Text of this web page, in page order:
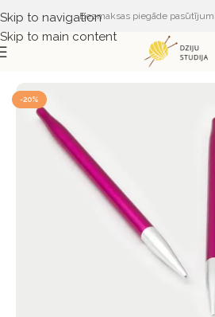
Skip to navigation
Skip to main content
Bezmaksas piegāde
ADĀMADATAS
-20%